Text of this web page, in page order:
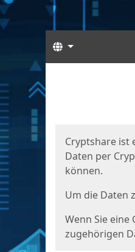
Sprachen
Cryptshare ist
Daten per
können.
Um die Daten
Wenn Sie
zugehörigen